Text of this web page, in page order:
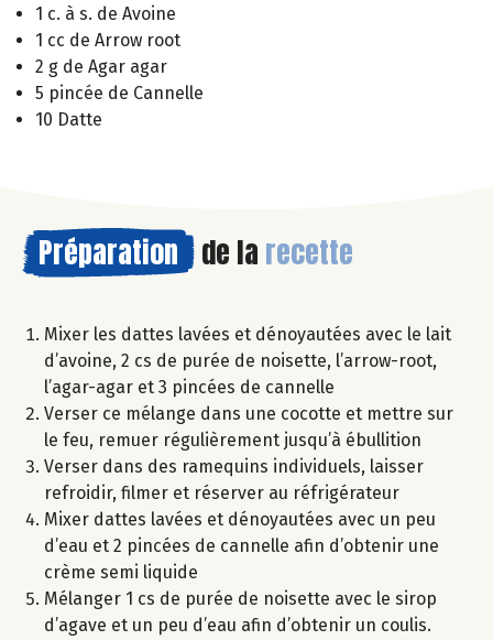
1 c. à s. de Avoine
1 cc de Arrow root
2 g de Agar agar
5 pincée de Cannelle
10 Datte
Préparation de la recette
Mixer les dattes lavées et dénoyautées avec le lait
d’avoine, 2 cs de purée de noisette, l’arrow-root,
l’agar-agar et 3 pincées de cannelle
Verser ce mélange dans une cocotte et mettre sur
le feu, remuer régulièrement jusqu’à ébullition
Verser dans des ramequins individuels, laisser
refroidir, filmer et réserver au réfrigérateur
Mixer dattes lavées et dénoyautées avec un peu
d’eau et 2 pincées de cannelle afin d’obtenir une
crème semi liquide
Mélanger 1 cs de purée de noisette avec le sirop
d’agave et un peu d’eau afin d’obtenir un coulis.